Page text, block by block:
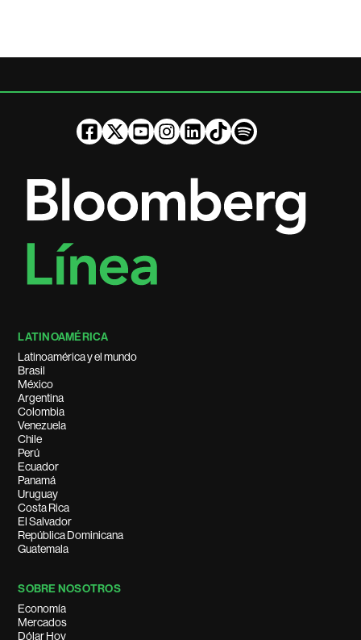
LATINOAMÉRICA
Latinoamérica y el mundo
Brasil
México
Argentina
Colombia
Venezuela
Chile
Perú
Ecuador
Panamá
Uruguay
Costa Rica
El Salvador
República Dominicana
Guatemala
SOBRE NOSOTROS
Economía
Mercados
Dólar Hoy